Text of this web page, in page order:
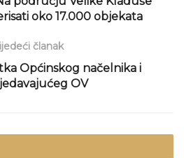
oko 17.000 objekata
članak
Općinskog načelnika i
OV